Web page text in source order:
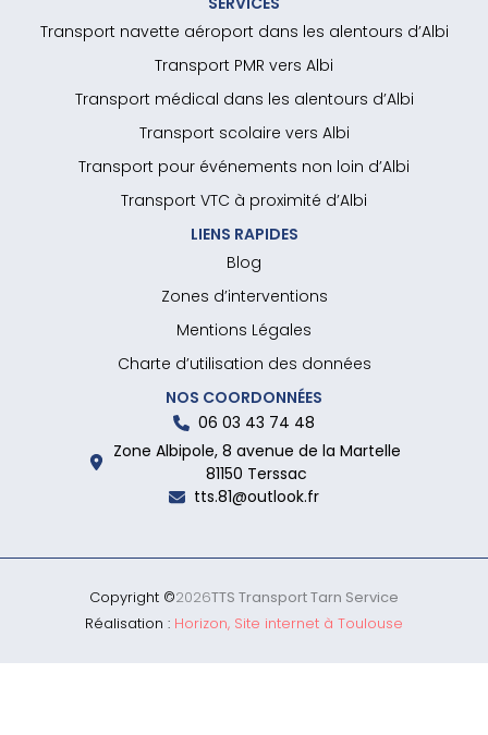
Transport navette aéroport dans les alentours d’Albi
Transport PMR vers Albi
Transport médical dans les alentours d’Albi
Transport scolaire vers Albi
Transport pour événements non loin d’Albi
Transport VTC à proximité d’Albi
LIENS RAPIDES
Blog
Zones d’interventions
Mentions Légales
Charte d’utilisation des données
NOS COORDONNÉES
06 03 43 74 48
Zone Albipole, 8 avenue de la Martelle
81150 Terssac
tts.81@outlook.fr
Copyright ©2026TTS Transport Tarn Service
Réalisation : Horizon, Site internet à Toulouse